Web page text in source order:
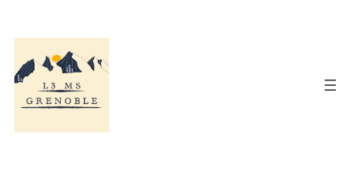
au
contenu